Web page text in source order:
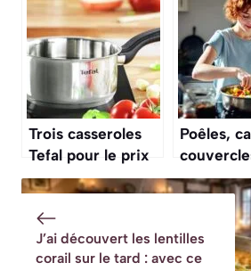
casseroles, poêles
et poignées
amovibles à moins
de 90 € chez
Boulanger
€ chez
geste
facilite la
(et le
Trois casseroles
Tefal pour le prix
d’une : la bonne
surprise à
découvrir en ce
moment sur
Amazon
Poêles,
vous
cassé
J’ai découvert les lentilles
corail sur le tard : avec ce